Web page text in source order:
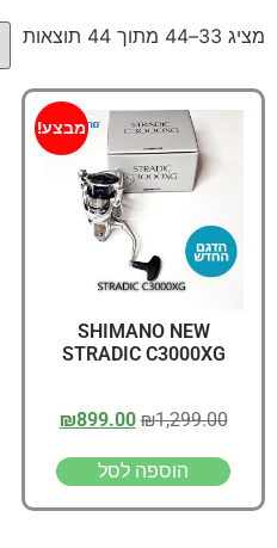
מציג 33–44 מתוך 44 תוצאות
מבצע!
SHIMANO NEW
STRADIC C3000XG
₪1,299.00
₪899.00
הוספה לסל